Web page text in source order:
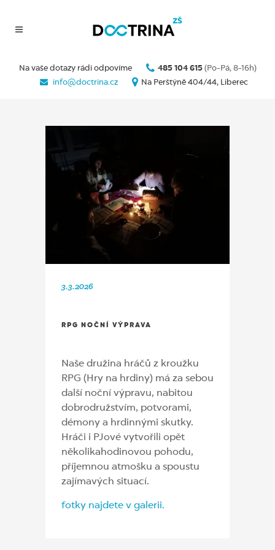
Na vaše dotazy rádi odpovíme 485 104 615 (Po-Pá, 8-16h)
info@doctrina.cz
Na Perštýně 404/44, Liberec
3.3.2026
RPG NOČNÍ VÝPRAVA
Naše družina hráčů z kroužku
RPG (Hry na hrdiny) má za sebou
další noční výpravu, nabitou
dobrodružstvím, potvorami,
démony a hrdinnými skutky.
Hráči i PJové vytvořili opět
několikahodinovou pohodu,
příjemnou atmošku a spoustu
zajímavých situací.
fotky najdete v galerii.